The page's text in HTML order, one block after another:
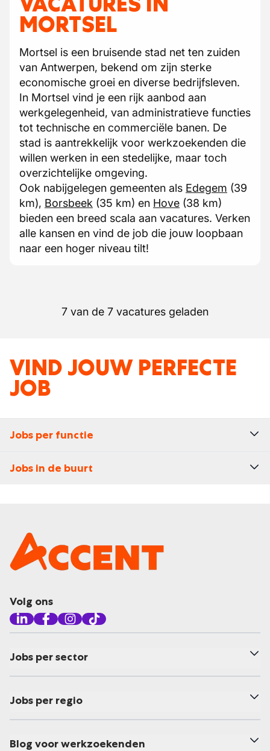
MORTSEL
Mortsel is een bruisende stad net ten zuiden
van Antwerpen, bekend om zijn sterke
economische groei en diverse bedrijfsleven.
In Mortsel vind je een rijk aanbod aan
werkgelegenheid, van administratieve functies
tot technische en commerciële banen. De
stad is aantrekkelijk voor werkzoekenden die
willen werken in een stedelijke, maar toch
overzichtelijke omgeving.
Ook nabijgelegen gemeenten als Edegem (39
km), Borsbeek (35 km) en Hove (38 km)
bieden een breed scala aan vacatures. Verken
alle kansen en vind de job die jouw loopbaan
naar een hoger niveau tilt!
7 van de 7 vacatures geladen
VIND JOUW PERFECTE
JOB
Jobs per functie
Jobs in de buurt
Volg ons
Jobs per sector
Jobs per regio
Blog voor werkzoekenden